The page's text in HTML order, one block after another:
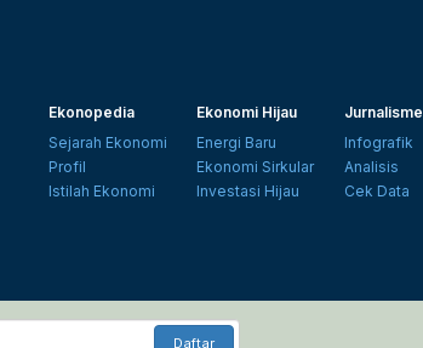
Ekonopedia
Sejarah Ekonomi
Profil
Istilah Ekonomi
Ekonomi Hijau
Energi Baru
Ekonomi Sirkular
Investasi Hijau
Infografik
Analisis
Cek Data
Daftar